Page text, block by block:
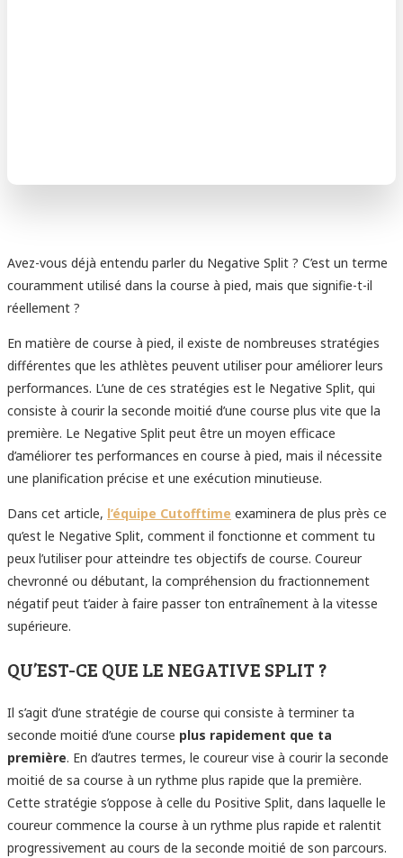
Avez-vous déjà entendu parler du Negative Split ? C’est un terme
couramment utilisé dans la course à pied, mais que signifie-t-il
réellement ?
En matière de course à pied, il existe de nombreuses stratégies
différentes que les athlètes peuvent utiliser pour améliorer leurs
performances. L’une de ces stratégies est le Negative Split, qui
consiste à courir la seconde moitié d’une course plus vite que la
première. Le Negative Split peut être un moyen efficace
d’améliorer tes performances en course à pied, mais il nécessite
une planification précise et une exécution minutieuse.
Dans cet article, l’équipe Cutofftime examinera de plus près ce
qu’est le Negative Split, comment il fonctionne et comment tu
peux l’utiliser pour atteindre tes objectifs de course. Coureur
chevronné ou débutant, la compréhension du fractionnement
négatif peut t’aider à faire passer ton entraînement à la vitesse
supérieure.
QU’EST-CE QUE LE NEGATIVE SPLIT ?
Il s’agit d’une stratégie de course qui consiste à terminer ta
seconde moitié d’une course plus rapidement que ta
première. En d’autres termes, le coureur vise à courir la seconde
moitié de sa course à un rythme plus rapide que la première.
Cette stratégie s’oppose à celle du Positive Split, dans laquelle le
coureur commence la course à un rythme plus rapide et ralentit
progressivement au cours de la seconde moitié de son parcours.